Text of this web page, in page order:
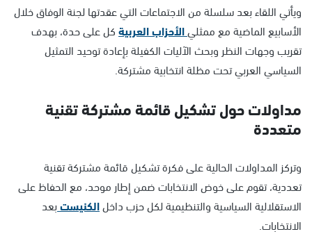
ويأتي اللقاء بعد سلسلة من الاجتماعات التي عقدتها لجنة الوفاق خلال
الأسابيع الماضية مع ممثليالأحزاب العربيةكل على حدة، بهدف
تقريب وجهات النظر وبحث الآليات الكفيلة بإعادة توحيد التمثيل
السياسي العربي تحت مظلة انتخابية مشتركة.
مداولات حول تشكيل قائمة مشتركة تقنية
متعددة
وتركز المداولات الحالية على فكرة تشكيل قائمة مشتركة تقنية
تعددية، تقوم على خوض الانتخابات ضمن إطار موحد، مع الحفاظ على
الاستقلالية السياسية والتنظيمية لكل حزب داخلالكنيستبعد
الانتخابات.